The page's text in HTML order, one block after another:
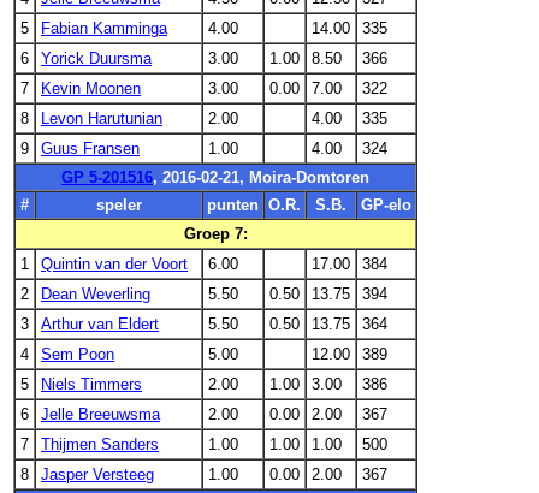
5
Fabian Kamminga 4.00 14.00
335
6
Yorick Duursma 3.00 1.00 8.50
366
7
Kevin Moonen 3.00 0.00 7.00
322
8
Levon Harutunian 2.00 4.00
335
9
Guus Fransen 1.00 4.00
324
GP 5-201516, 2016-02-21, Moira-Domtoren
#
speler punten O.R. S.B.
GP-elo
Groep 7:
1
Quintin van der Voort 6.00 17.00
384
2
Dean Weverling 5.50 0.50 13.75
394
3
Arthur van Eldert 5.50 0.50 13.75
364
4
Sem Poon 5.00 12.00
389
5
Niels Timmers 2.00 1.00 3.00
386
6
Jelle Breeuwsma 2.00 0.00 2.00
367
7
Thijmen Sanders 1.00 1.00 1.00
500
8
Jasper Versteeg 1.00 0.00 2.00
367